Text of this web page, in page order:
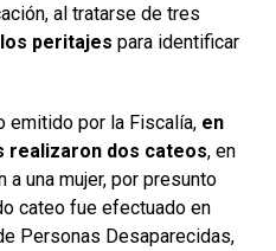
al tratarse de tres
peritajes para identificar
emitido por la Fiscalía, en
realizaron dos cateos, en
una mujer, por presunto
cateo fue efectuado en
Personas Desaparecidas,